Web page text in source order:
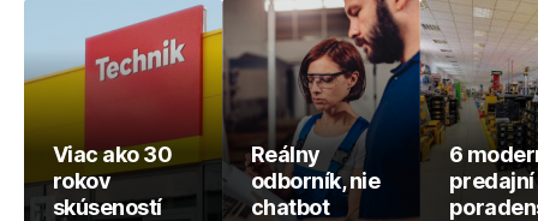
Viac ako 30
rokov
skúseností
Reálny
odborník, nie
chatbot
6
predajní